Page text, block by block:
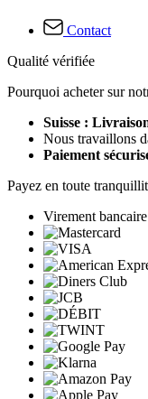
Contact
Qualité vérifiée
Pourquoi acheter sur
Suisse :
Nous travaillons
Paiement
Payez en toute
Virement bancaire